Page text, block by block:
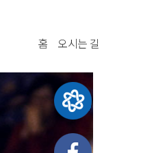
홈 오시는 길